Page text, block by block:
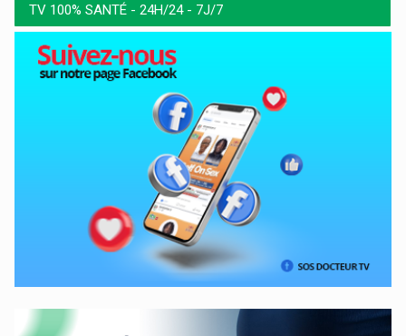
TV 100% SANTÉ - 24H/24 - 7J/7